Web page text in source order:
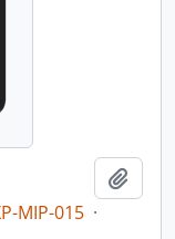
MIP-015 ·